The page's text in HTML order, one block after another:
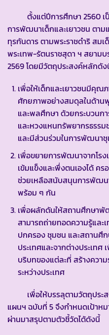
ตั้งแต่ปีการศึกษา 2560 เป็
การพัฒนาเด็กและเยาวชน ตา
ทุรกันดาร ตามพระราชดำริ สม
พระเทพ-รัตนราชสุดา ฯ สยาม
2569 โดยมีวัตถุประสงค์หลักดั
เพื่อให้เด็กและเยาวชนมีคุ
ศักยภาพอย่างสมดุลในด้า
และพลศึกษา ด้วยกระบวนก
และหวงแหนทรัพยากรธรรม
และมีส่วนร่วมในการพัฒนาชุ
เพื่อขยายการพัฒนาจากโร
เข้มแข็งและพึ่งตนเองได้ ค
ช่วยเหลือสนับสนุนการพัฒนา
พร้อม ๆ กัน
เพื่อผลักดันให้สถานศึกษาพั
สามารถถ่ายทอดความรู้แล
ปกครอง ชุมชน และสถานศึ
ประเทศและจากต่างประเทศ
บริบทของแต่ละที่ สร้างควา
ระหว่างประเทศ
เพื่อให้บรรลุตามวัตถุประ
แผนฯ ฉบับที่ 5 จึงกำหนดเป้าห
ผ่านมาสรุปตามตัวชี้วัดได้ดังนี้